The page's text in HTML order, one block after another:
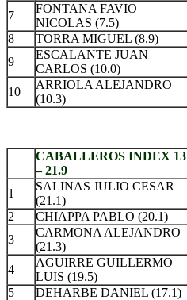
7
FONTANA FAVIO
NICOLAS (7.5)
8
TORRA MIGUEL (8.9)
9
ESCALANTE JUAN
CARLOS (10.0)
10
ARRIOLA ALEJANDRO
(10.3)
CABALLEROS INDEX 13
– 21.9
1
SALINAS JULIO CESAR
(21.1)
2
CHIAPPA PABLO (20.1)
3
CARMONA ALEJANDRO
(21.3)
4
AGUIRRE GUILLERMO
LUIS (19.5)
5
DEHARBE DANIEL (17.1)